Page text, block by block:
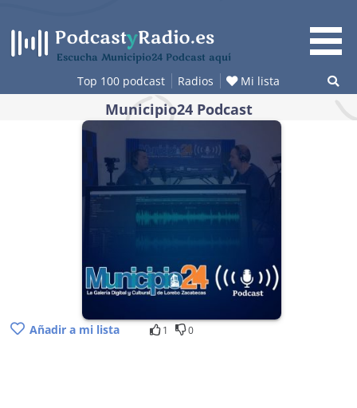
contenido
Escucha Municipio24 Podcast aquí
Top 100 podcast Radios Mi lista
Municipio24 Podcast
Añadir a mi lista 1 0